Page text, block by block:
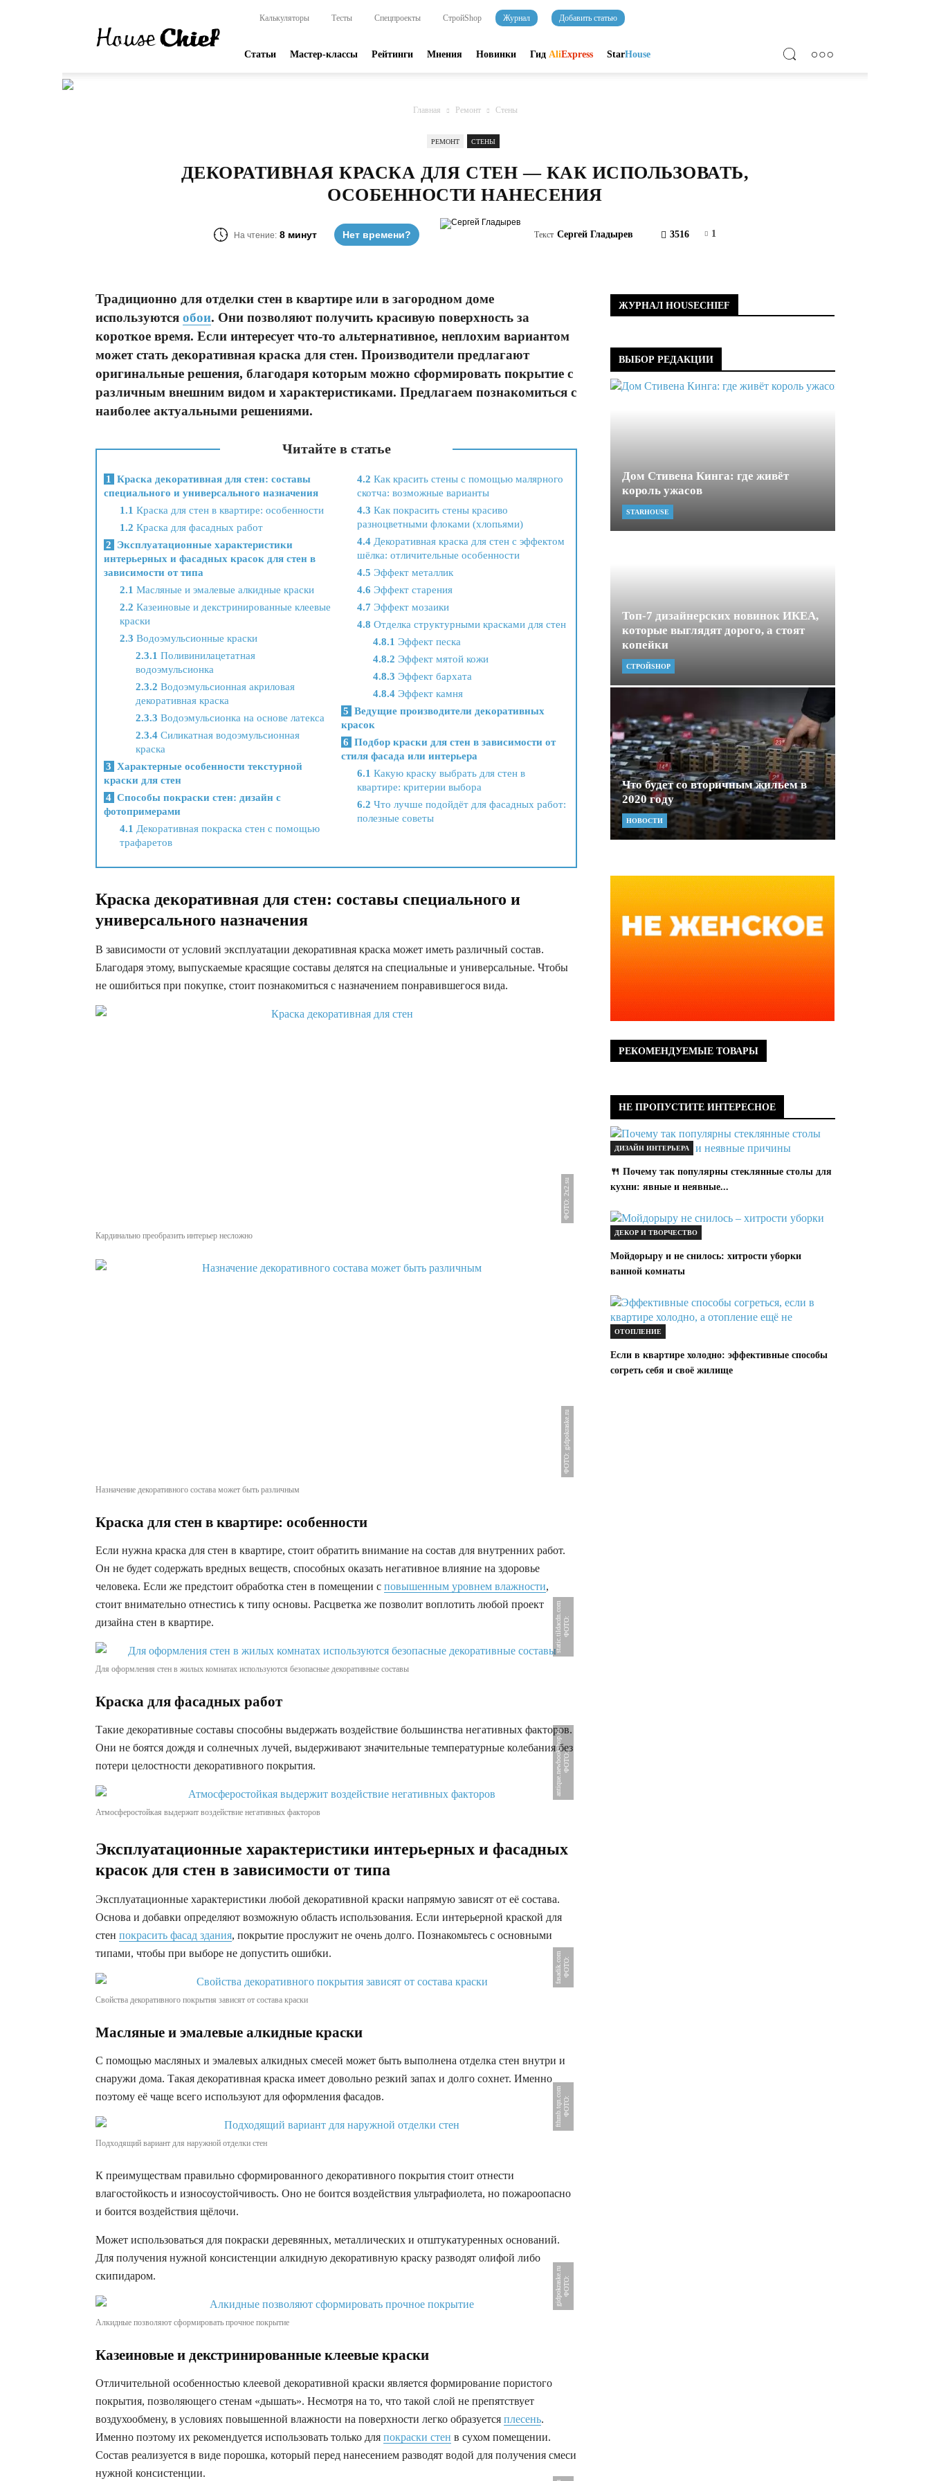
online-
издание
Калькуляторы Тесты Спецпроекты СтройShop Журнал Добавить статью
Статьи Мастер-классы Рейтинги Мнения Новинки Гид AliExpress StarHouse
Главная Ремонт Стены
РЕМОНТ СТЕНЫ
ДЕКОРАТИВНАЯ КРАСКА ДЛЯ СТЕН — КАК ИСПОЛЬЗОВАТЬ,
ОСОБЕННОСТИ НАНЕСЕНИЯ
На чтение: 8 минут Нет времени? Текст Сергей Гладырев 3516 1
Традиционно для отделки стен в квартире или в загородном доме
используются обои. Они позволяют получить красивую поверхность за
короткое время. Если интересует что-то альтернативное, неплохим вариантом
может стать декоративная краска для стен. Производители предлагают
оригинальные решения, благодаря которым можно сформировать покрытие с
различным внешним видом и характеристиками. Предлагаем познакомиться с
наиболее актуальными решениями.
Читайте в статье
1
Краска декоративная для стен: составы
специального и универсального назначения
1.1 Краска для стен в квартире: особенности
1.2 Краска для фасадных работ
2
Эксплуатационные характеристики
интерьерных и фасадных красок для стен в
зависимости от типа
2.1 Масляные и эмалевые алкидные краски
2.2 Казеиновые и декстринированные клеевые
краски
2.3 Водоэмульсионные краски
2.3.1 Поливинилацетатная
водоэмульсионка
2.3.2 Водоэмульсионная акриловая
декоративная краска
2.3.3 Водоэмульсионка на основе латекса
2.3.4Силикатная водоэмульсионная
краска
3 Характерные особенности текстурной
краски для стен
4 Способы покраски стен: дизайн с
фотопримерами
4.1 Декоративная покраска стен с помощью
трафаретов
4.2 Как красить стены с помощью малярного
скотча: возможные варианты
4.3 Как покрасить стены красиво
разноцветными флоками (хлопьями)
4.4 Декоративная краска для стен с эффектом
шёлка: отличительные особенности
4.5 Эффект металлик
4.6 Эффект старения
4.7 Эффект мозаики
4.8 Отделка структурными красками для стен
4.8.1 Эффект песка
4.8.2 Эффект мятой кожи
4.8.3 Эффект бархата
4.8.4 Эффект камня
5 Ведущие производители декоративных
красок
6 Подбор краски для стен в зависимости от
стиля фасада или интерьера
6.1 Какую краску выбрать для стен в
квартире: критерии выбора
6.2 Что лучше подойдёт для фасадных работ:
полезные советы
Краска декоративная для стен: составы специального и
универсального назначения
В зависимости от условий эксплуатации декоративная краска может иметь различный состав.
Благодаря этому, выпускаемые красящие составы делятся на специальные и универсальные. Чтобы
не ошибиться при покупке, стоит познакомиться с назначением понравившегося вида.
ФОТО: 2x2.su
Кардинально преобразить интерьер несложно
ФОТО: gidpokraske.ru
Назначение декоративного состава может быть различным
Краска для стен в квартире: особенности
Если нужна краска для стен в квартире, стоит обратить внимание на состав для внутренних работ.
Он не будет содержать вредных веществ, способных оказать негативное влияние на здоровье
человека. Если же предстоит обработка стен в помещении с повышенным уровнем влажности,
стоит внимательно отнестись к типу основы. Расцветка же позволит воплотить любой проект
дизайна стен в квартире.
Ф
О
Т
О
:
s
t
a
t
i
c
.
t
i
l
d
a
c
d
n
.
c
o
m
Для оформления стен в жилых комнатах используются безопасные декоративные составы
Краска для фасадных работ
Такие декоративные составы способны выдержать воздействие большинства негативных факторов.
Они не боятся дождя и солнечных лучей, выдерживают значительные температурные колебания без
потери целостности декоративного покрытия.
Ф
О
Т
О
:
a
n
t
i
q
u
e
.
n
e
w
b
o
o
k
s
h
o
p
.
r
u
Атмосферостойкая выдержит воздействие негативных факторов
Эксплуатационные характеристики интерьерных и фасадных
красок для стен в зависимости от типа
Эксплуатационные характеристики любой декоративной краски напрямую зависят от её состава.
Основа и добавки определяют возможную область использования. Если интерьерной краской для
стен покрасить фасад здания, покрытие прослужит не очень долго. Познакомьтесь с основными
типами, чтобы при выборе не допустить ошибки.
Ф
О
Т
О
:
f
a
s
a
d
i
k
.
c
o
m
Свойства декоративного покрытия зависят от состава краски
Масляные и эмалевые алкидные краски
С помощью масляных и эмалевых алкидных смесей может быть выполнена отделка стен внутри и
снаружи дома. Такая декоративная краска имеет довольно резкий запах и долго сохнет. Именно
поэтому её чаще всего используют для оформления фасадов.
Ф
О
Т
О
:
f
t
h
m
b
.
t
q
n
.
c
o
m
Подходящий вариант для наружной отделки стен
К преимуществам правильно сформированного декоративного покрытия стоит отнести
влагостойкость и износоустойчивость. Оно не боится воздействия ультрафиолета, но пожароопасно
и боится воздействия щёлочи.
Может использоваться для покраски деревянных, металлических и отштукатуренных оснований.
Для получения нужной консистенции алкидную декоративную краску разводят олифой либо
скипидаром.
Ф
О
Т
О
:
g
i
d
p
o
k
r
a
s
k
e
.
r
u
Алкидные позволяют сформировать прочное покрытие
Казеиновые и декстринированные клеевые краски
Отличительной особенностью клеевой декоративной краски является формирование пористого
покрытия, позволяющего стенам «дышать». Несмотря на то, что такой слой не препятствует
воздухообмену, в условиях повышенной влажности на поверхности легко образуется плесень.
Именно поэтому их рекомендуется использовать только для покраски стен в сухом помещении.
Состав реализуется в виде порошка, который перед нанесением разводят водой для получения смеси
нужной консистенции.
ЖУРНАЛ HOUSECHIEF
ВЫБОР РЕДАКЦИИ
Дом Стивена Кинга: где живёт
король ужасов
STARHOUSE
Топ-7 дизайнерских новинок ИКЕА,
которые выглядят дорого, а стоят
копейки
СТРОЙSHOP
Что будет со вторичным жильем в
2020 году
НОВОСТИ
РЕКОМЕНДУЕМЫЕ ТОВАРЫ
НЕ ПРОПУСТИТЕ ИНТЕРЕСНОЕ
ДИЗАЙН ИНТЕРЬЕРА
🍴 Почему так популярны стеклянные столы для
кухни: явные и неявные...
ДЕКОР И ТВОРЧЕСТВО
Мойдорыру и не снилось: хитрости уборки
ванной комнаты
ОТОПЛЕНИЕ
Если в квартире холодно: эффективные способы
согреть себя и своё жилище